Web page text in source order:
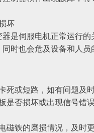
坏
是伺服电机正常运行
时也会危及设备和人员
死或短路，如有问题及
是否损坏或出现信号错
磁铁的磨损情况，及时